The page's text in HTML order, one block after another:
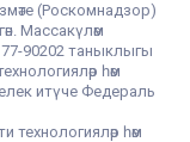
(Роскомнадзор)
Массакүләм
90202 таныклыгы
һәм
итүче Федераль
технологияләр һәм